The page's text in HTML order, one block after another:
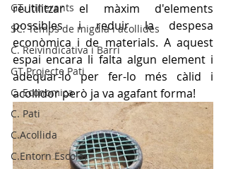
GT. Itinerants
SC. Temps de migdia i acollides
C. Reivindicativa i Barri
GT Projecte Pati
C. Economica
C. Pati
C.Acollida
C.Entorn Escolar
reutilitzar el màxim d'elements
possibles i reduir la despesa
econòmica i de materials. A aquest
espai encara li falta algun element i
adequar-lo per fer-lo més càlid i
acollidor però ja va agafant forma!